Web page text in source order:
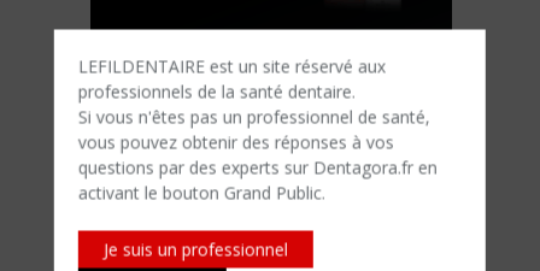
LEFILDENTAIRE est un site réservé aux
professionnels de la santé dentaire.
Si vous n'êtes​ pas un professionnel de santé,
vous pouvez obtenir des réponses à vos
questions par des experts sur Dentagora.fr en
activant le bouton Grand Public.
Je suis un professionnel